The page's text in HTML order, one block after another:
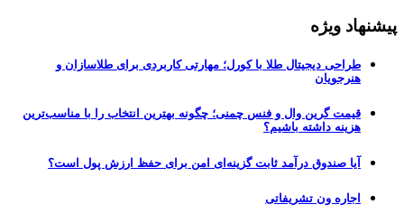
پیشنهاد ویژه
طراحی دیجیتال طلا با کورل؛ مهارتی کاربردی برای طلاسازان و
هنرجویان
قیمت گرین وال و فنس چمنی؛ چگونه بهترین انتخاب را با مناسب‌ترین
هزینه داشته باشیم؟
آیا صندوق درآمد ثابت گزینه‌ای امن برای حفظ ارزش پول است؟
اجاره ون تشریفاتی